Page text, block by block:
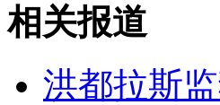
调查称国内茶叶农药残留多
山西运城恶犬咬伤多人 警
相关报道
洪都拉斯